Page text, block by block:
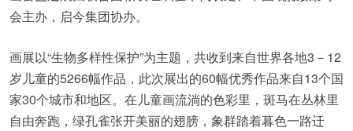
会主办，启今集团协办。
画展以“生物多样性保护”为主题，共收到来自世界各地3－12
岁儿童的5266幅作品，此次展出的60幅优秀作品来自13个国
家30个城市和地区。在儿童画流淌的色彩里，斑马在丛林里
自由奔跑，绿孔雀张开美丽的翅膀，象群踏着暮色一路迁